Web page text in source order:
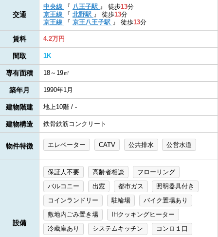
交通
中央線 『 八王子駅 』 徒歩13分
京王線
『 北野駅 』 徒歩13分
京王線
『 京王八王子駅 』 徒歩13分
賃料 4.2万円
間取 1K
専有面積 18～19㎡
築年月 1990年1月
建物階建 地上10階 / -
建物構造 鉄骨鉄筋コンクリート
物件特徴 エレベーター CATV 公共排水 公営水道
設備
保証人不要 高齢者相談
フローリング
バルコニー
出窓 都市ガス
照明器具付き
コインランドリー
駐輪場
バイク置場あり
敷地内ごみ置き場
IHクッキングヒーター
冷蔵庫あり
システムキッチン コンロ１口